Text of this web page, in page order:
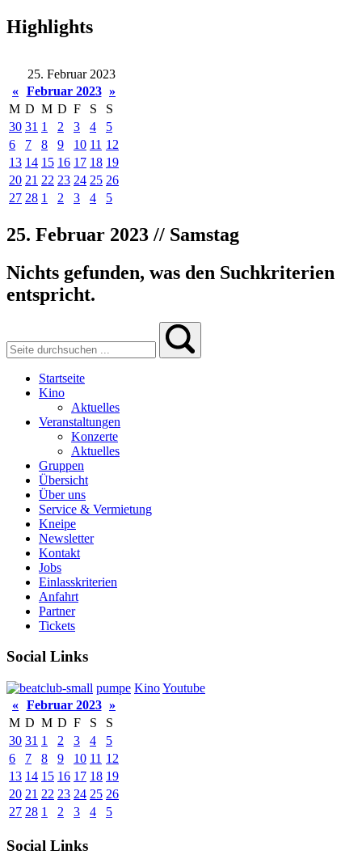
Highlights
25. Februar 2023
« Februar 2023 »
M D M D F S
S
30 31 1 2 3 4
5
6
7 8 9 10 11 12
13 14 15 16 17 18 19
20 21 22 23 24 25 26
27 28 1 2 3 4 5
25. Februar 2023 // Samstag
Nichts gefunden, was den Suchkriterien
entspricht.
Startseite
Kino
Aktuelles
Veranstaltungen
Konzerte
Aktuelles
Gruppen
Übersicht
Über uns
Service & Vermietung
Kneipe
Newsletter
Kontakt
Jobs
Einlasskriterien
Anfahrt
Partner
Tickets
Social Links
pumpe KinoYoutube
« Februar 2023 »
M D M D F S
S
30 31 1 2 3 4
5
6
7 8 9 10 11 12
13 14 15 16 17 18 19
20 21 22 23 24 25 26
27 28 1 2 3 4 5
Social Links